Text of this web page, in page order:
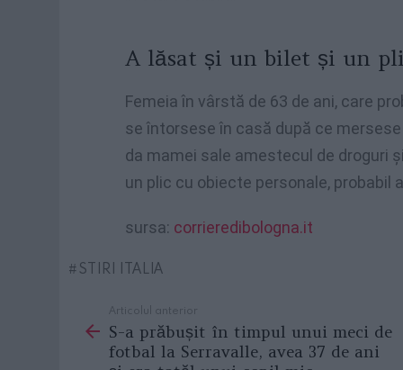
A lăsat și un bilet și un
Femeia în vârstă de 63 de ani, care
se întorsese în casă după ce
da mamei sale amestecul de droguri
un plic cu obiecte personale,
sursa: corrieredibologna.it
STIRI ITALIA
more
Articolul anterior
S-a prăbușit în timpul unui meci de
fotbal la Serravalle, avea 37 de ani